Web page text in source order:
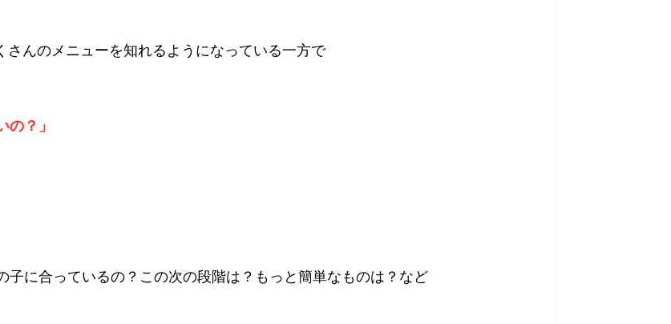
さんのメニューを知れるようになっている一方で
の？」
子に合っているの？この次の段階は？もっと簡単なものは？など